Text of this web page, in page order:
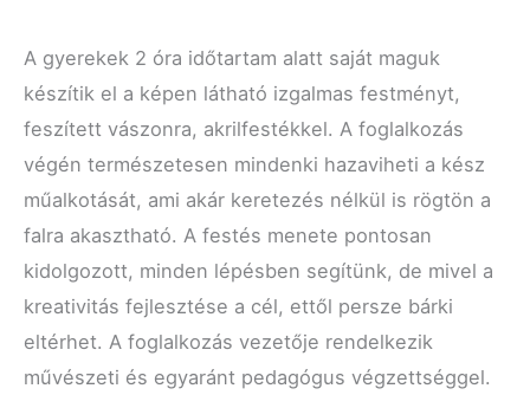
A gyerekek 2 óra időtartam alatt saját maguk
készítik el a képen látható izgalmas festményt,
feszített vászonra, akrilfestékkel. A foglalkozás
végén természetesen mindenki hazaviheti a kész
műalkotását, ami akár keretezés nélkül is rögtön a
falra akasztható. A festés menete pontosan
kidolgozott, minden lépésben segítünk, de mivel a
kreativitás fejlesztése a cél, ettől persze bárki
eltérhet. A foglalkozás vezetője rendelkezik
művészeti és egyaránt pedagógus végzettséggel.